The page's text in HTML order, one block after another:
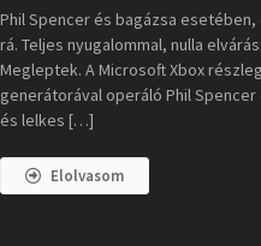
Phil Spencer és bagázsa
rá. Teljes nyugalommal, nulla
Megleptek. A Microsoft Xbox
generátorával operáló Phil
és lelkes […]
Elolvasom